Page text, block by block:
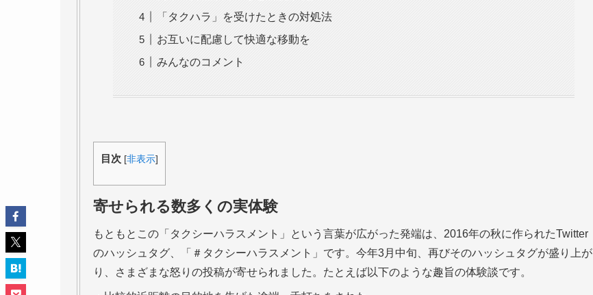
「タクハラ」を受けたときの対処法
お互いに配慮して快適な移動を
みんなのコメント
目次 [非表示]
寄せられる数多くの実体験
もともとこの「タクシーハラスメント」という言葉が広がった発端は、2016年の秋に作られたTwitter
のハッシュタグ、「＃タクシーハラスメント」です。今年3月中旬、再びそのハッシュタグが盛り上が
り、さまざまな怒りの投稿が寄せられました。たとえば以下のような趣旨の体験談です。